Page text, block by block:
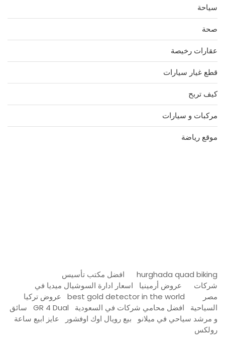
سياحة
صحة
عقارات رخيصة
قطع غيار سيارات
كيف تربح
مركبات و سيارات
موقع رياضة
hurghada quad biking
افضل مكتب تأسيس
شركات
عروض أرمينيا
اسعار ادارة السوشيال ميديا في
مصر
best gold detector in the world
عروض تركيا
السياحية
افضل محامي شركات في السعودية GR 4 Dual
سائق
و مرشد سياحي في ميلانو
بيع رويال اوك اوفشور
عايز ابيع ساعة
رولكس